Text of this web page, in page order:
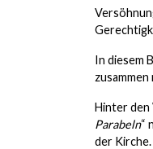
In diesem
Hinter den
Parabeln“
der